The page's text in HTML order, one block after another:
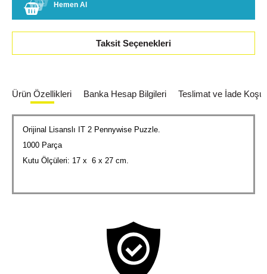
Hemen Al
Taksit Seçenekleri
Ürün Özellikleri Banka Hesap Bilgileri Teslimat ve İade
Orijinal Lisanslı IT 2 Pennywise Puzzle.
1000 Parça
Kutu Ölçüleri: 17 x 6 x 27 cm.